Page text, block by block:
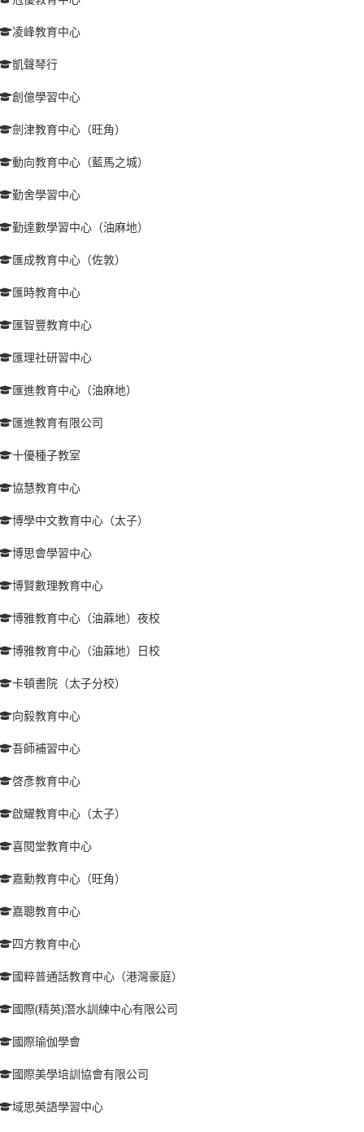
凌峰教育中心
凱聲琴行
創億學習中心
劍津教育中心（旺角）
動向教育中心（藍馬之城）
勤舍學習中心
勤達數學習中心（油麻地）
匯成教育中心（佐敦）
匯時教育中心
匯智豐教育中心
匯理社研習中心
匯進教育中心（油麻地）
匯進教育有限公司
十優種子教室
協慧教育中心
博學中文教育中心（太子）
博思會學習中心
博賢數理教育中心
博雅教育中心（油蔴地）夜校
博雅教育中心（油蔴地）日校
卡頓書院（太子分校）
向毅教育中心
吾師補習中心
啓彥教育中心
啟耀教育中心（太子）
喜閱堂教育中心
嘉勳教育中心（旺角）
嘉聰教育中心
四方教育中心
國粹普通話教育中心（港灣豪庭）
國際(精英)潛水訓練中心有限公司
國際瑜伽學會
國際美學培訓協會有限公司
域思英語學習中心